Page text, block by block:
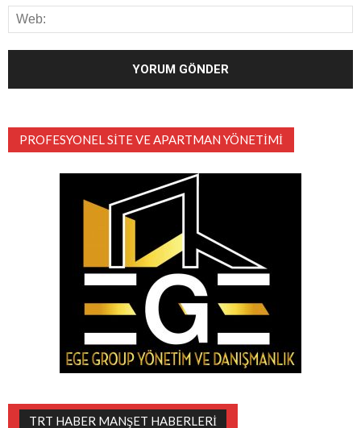
PROFESYONEL SITE VE APARTMAN YÖNETIMI
TRT HABER MANŞET HABERLERI